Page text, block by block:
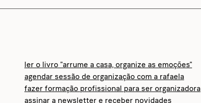
ler o livro "arrume a casa, organize as emoções"
agendar sessão de organização com a rafaela
fazer formação profissional para ser organizadora
assinar a newsletter e receber novidades